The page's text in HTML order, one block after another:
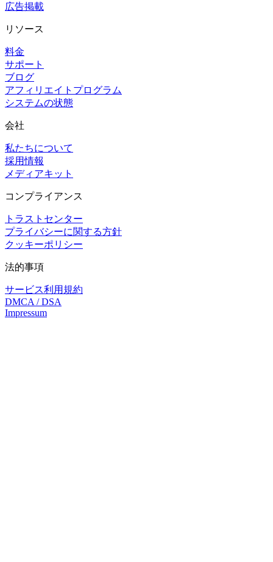
広告掲載
リソース
料金
サポート
ブログ
アフィリエイトプログラム
システムの状態
会社
私たちについて
採用情報
メディアキット
コンプライアンス
トラストセンター
プライバシーに関する方針
クッキーポリシー
法的事項
サービス利用規約
DMCA / DSA
Impressum